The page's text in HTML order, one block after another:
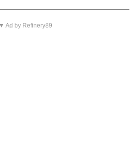
▼ Ad by Refinery89